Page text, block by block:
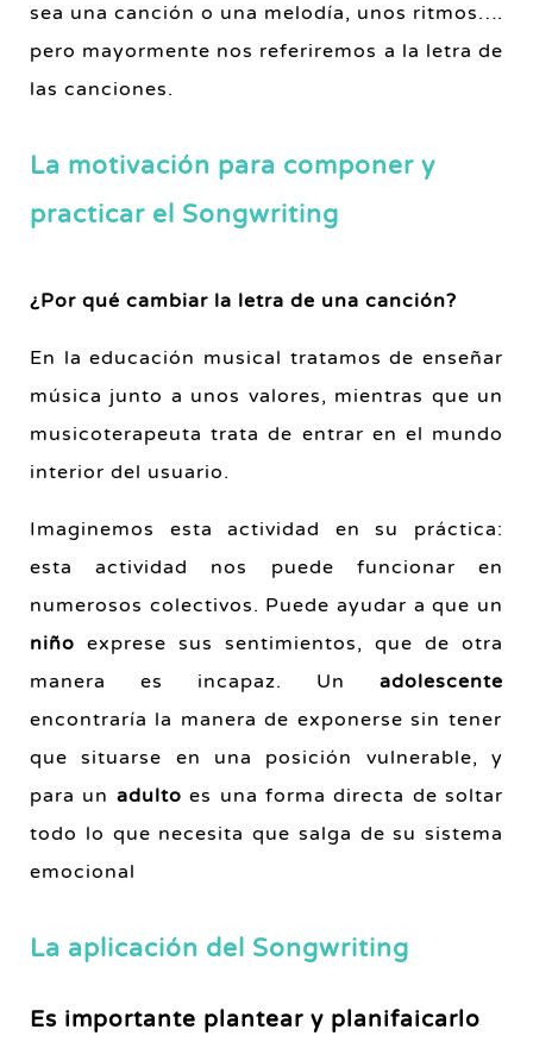
sea una canción o una melodía, unos ritmos….
pero mayormente nos referiremos a la letra de
las canciones.
La motivación para componer y
practicar el Songwriting
¿Por qué cambiar la letra de una canción?
En la educación musical tratamos de enseñar
música junto a unos valores, mientras que un
musicoterapeuta trata de entrar en el mundo
interior del usuario.
Imaginemos esta actividad en su práctica:
esta actividad nos puede funcionar en
numerosos colectivos. Puede ayudar a que un
niño exprese sus sentimientos, que de otra
manera es incapaz. Un adolescente
encontraría la manera de exponerse sin tener
que situarse en una posición vulnerable, y
para un adulto es una forma directa de soltar
todo lo que necesita que salga de su sistema
emocional
La aplicación del Songwriting
Es importante plantear y planifaicarlo